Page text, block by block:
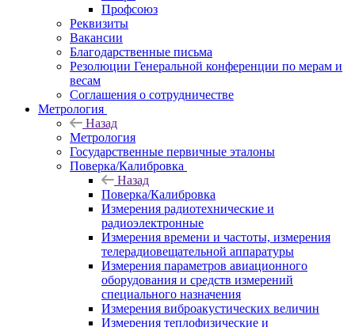
Профсоюз
Реквизиты
Вакансии
Благодарственные письма
Резолюции Генеральной конференции по мерам и
весам
Соглашения о сотрудничестве
Метрология
Назад
Метрология
Государственные первичные эталоны
Поверка/Калибровка
Назад
Поверка/Калибровка
Измерения радиотехнические и
радиоэлектронные
Измерения времени и частоты, измерения
телерадиовещательной аппаратуры
Измерения параметров авиационного
оборудования и средств измерений
специального назначения
Измерения виброакустических величин
Измерения теплофизические и